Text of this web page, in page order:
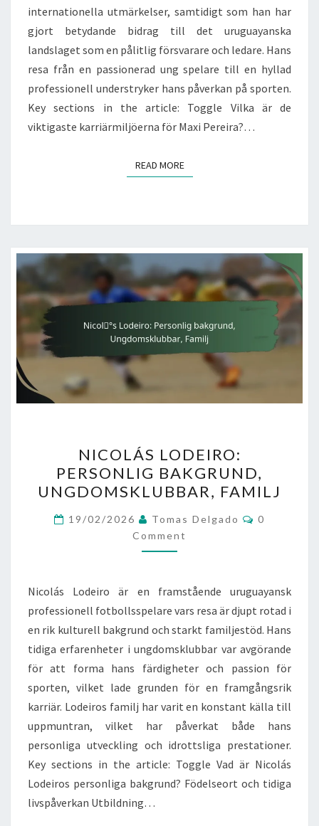
internationella utmärkelser, samtidigt som han har
gjort betydande bidrag till det uruguayanska
landslaget som en pålitlig försvarare och ledare. Hans
resa från en passionerad ung spelare till en hyllad
professionell understryker hans påverkan på sporten.
Key sections in the article: Toggle Vilka är de
viktigaste karriärmiljöerna för Maxi Pereira?…
READ MOREREAD MORE
LODEIRO:
PERSONLIG
BAKGRUND,
UNGDOMSKLUBBAR,
FAMILJ
NICOLÁS LODEIRO:
PERSONLIG BAKGRUND,
UNGDOMSKLUBBAR, FAMILJ
19/02/2026 Tomas Delgado Comments
0
Comment
Nicolás Lodeiro är en framstående uruguayansk
professionell fotbollsspelare vars resa är djupt rotad i
en rik kulturell bakgrund och starkt familjestöd. Hans
tidiga erfarenheter i ungdomsklubbar var avgörande
för att forma hans färdigheter och passion för
sporten, vilket lade grunden för en framgångsrik
karriär. Lodeiros familj har varit en konstant källa till
uppmuntran, vilket har påverkat både hans
personliga utveckling och idrottsliga prestationer.
Key sections in the article: Toggle Vad är Nicolás
Lodeiros personliga bakgrund? Födelseort och tidiga
livspåverkan Utbildning…